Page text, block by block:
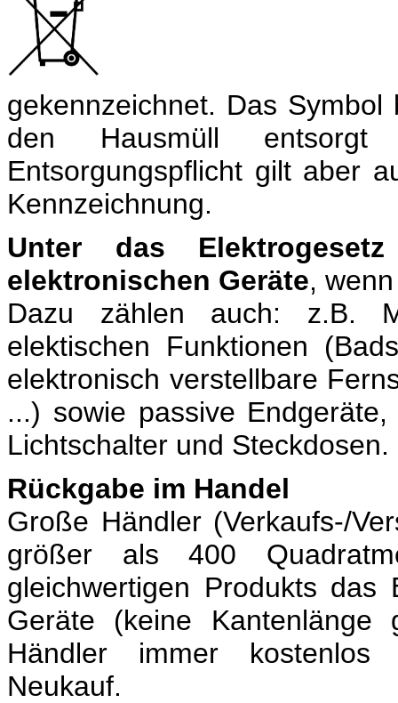
gekennzeichnet. Das Symbol
den Hausmüll
Entsorgungspflicht gilt aber
Kennzeichnung.
Unter das
elektronischen Geräte,
Dazu zählen auch: z.B.
elektischen Funktionen
elektronisch verstellbare
...) sowie passive
Lichtschalter und Steckdosen.
Rückgabe im Handel
Große Händler(Verkaufs-/
größer als 400
gleichwertigen Produkts das
Geräte (keine
Händler immer kostenlos
Neukauf.